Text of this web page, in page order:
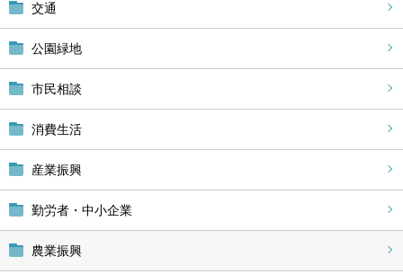
交通
公園緑地
市民相談
消費生活
産業振興
勤労者・中小企業
農業振興